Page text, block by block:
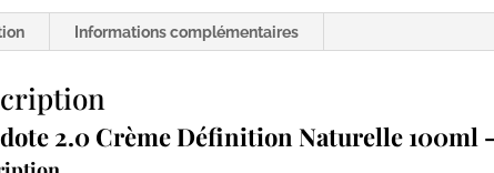
Informations complémentaires
2.0 Crème Définition Naturelle 100ml